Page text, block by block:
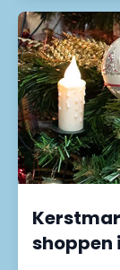
shoppen